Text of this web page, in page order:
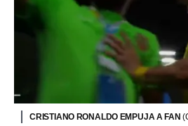
CRISTIANO RONALDO EMPUJA A FAN